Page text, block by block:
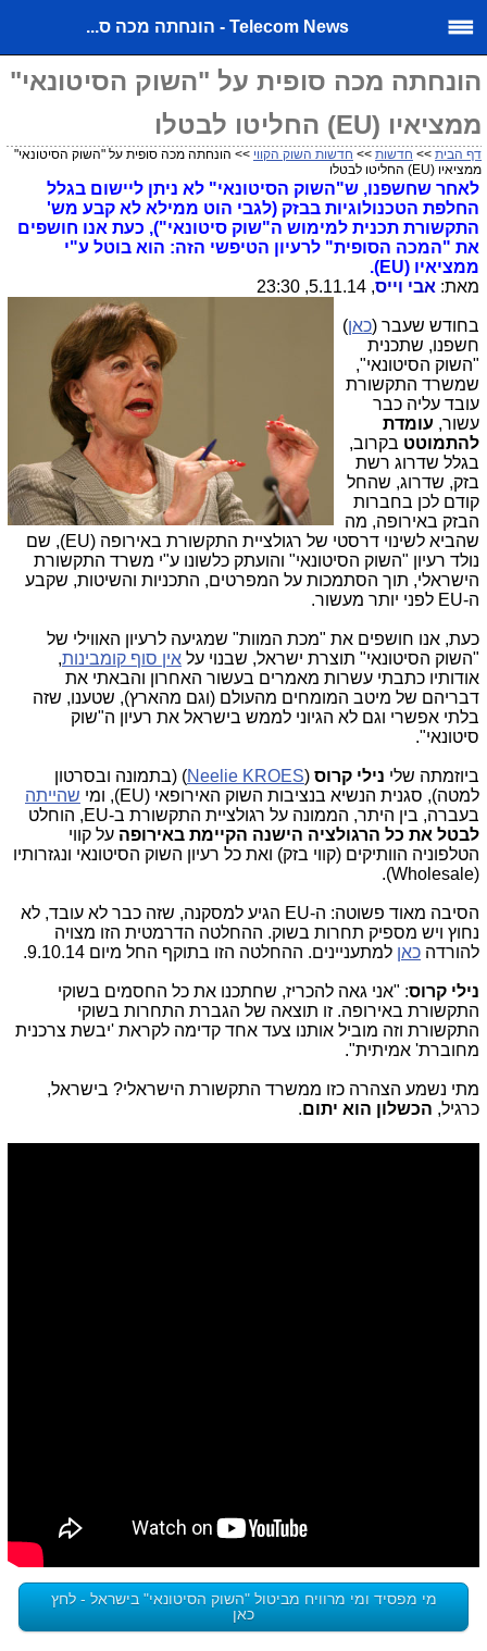
Telecom News - הונחתה מכה ס...
הונחתה מכה סופית על "השוק הסיטונאי"
ממציאיו (EU) החליטו לבטלו
דף הבית >> חדשות >> חדשות השוק הקווי >> הונחתה מכה סופית על "השוק הסיטונאי"
ממציאיו (EU) החליטו לבטלו
לאחר שחשפנו, ש"השוק הסיטונאי" לא ניתן ליישום בגלל
החלפת הטכנולוגיות בבזק (לגבי הוט ממילא לא קבע מש'
התקשורת תכנית למימוש ה"שוק סיטונאי"), כעת אנו חושפים
את "המכה הסופית" לרעיון הטיפשי הזה: הוא בוטל ע"י
ממציאיו (EU).
מאת: אבי וייס, 5.11.14, 23:30
בחודש שעבר (כאן)
חשפנו, שתכנית
"השוק הסיטונאי",
שמשרד התקשורת
עובד עליה כבר
עשור, עומדת
להתמוטט בקרוב,
בגלל שדרוג רשת
בזק, שדרוג, שהחל
קודם לכן בחברות
הבזק באירופה, מה
שהביא לשינוי דרסטי של רגולציית התקשורת באירופה (EU), שם
נולד רעיון "השוק הסיטונאי" והועתק כלשונו ע"י משרד התקשורת
הישראלי, תוך הסתמכות על המפרטים, התכניות והשיטות, שקבע
ה-EU לפני יותר מעשור.
כעת, אנו חושפים את "מכת המוות" שמגיעה לרעיון האווילי של
"השוק הסיטונאי" תוצרת ישראל, שבנוי על אין סוף קומבינות,
אודותיו כתבתי עשרות מאמרים בעשור האחרון והבאתי את
דבריהם של מיטב המומחים מהעולם (וגם מהארץ), שטענו, שזה
בלתי אפשרי וגם לא הגיוני לממש בישראל את רעיון ה"שוק
סיטונאי".
ביוזמתה שלי נילי קרוס (
Neelie KROES) (בתמונה ובסרטון
למטה), סגנית הנשיא בנציבות השוק האירופאי (EU), ומי
שהייתה
בעברה, בין היתר, הממונה על רגולציית התקשורת ב-EU, הוחלט
לבטל את כל הרגולציה הישנה הקיימת באירופה על קווי
הטלפוניה הוותיקים (קווי בזק) ואת כל רעיון השוק הסיטונאי ונגזרותיו
(Wholesale).
הסיבה מאוד פשוטה: ה-EU הגיע למסקנה, שזה כבר לא עובד, לא
נחוץ ויש מספיק תחרות בשוק. ההחלטה הדרמטית הזו מצויה
להורדה כאן למתעניינים. ההחלטה הזו בתוקף החל מיום 9.10.14.
נילי קרוס: "אני גאה להכריז, שחתכנו את כל החסמים בשוקי
התקשורת באירופה. זו תוצאה של הגברת התחרות בשוקי
התקשורת וזה מוביל אותנו צעד אחד קדימה לקראת 'יבשת צרכנית
מחוברת' אמיתית".
מתי נשמע הצהרה כזו ממשרד התקשורת הישראלי? בישראל,
כרגיל, הכשלון הוא יתום.
מי מפסיד ומי מרוויח מביטול "השוק הסיטונאי" בישראל - לחץ
כאן